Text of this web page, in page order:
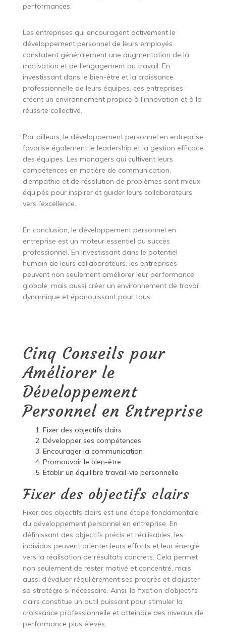
performances.
Les entreprises qui encouragent activement le
développement personnel de leurs employés
constatent généralement une augmentation de la
motivation et de l’engagement au travail. En
investissant dans le bien-être et la croissance
professionnelle de leurs équipes, ces entreprises
créent un environnement propice à l’innovation et à la
réussite collective.
Par ailleurs, le développement personnel en entreprise
favorise également le leadership et la gestion efficace
des équipes. Les managers qui cultivent leurs
compétences en matière de communication,
d’empathie et de résolution de problèmes sont mieux
équipés pour inspirer et guider leurs collaborateurs
vers l’excellence.
En conclusion, le développement personnel en
entreprise est un moteur essentiel du succès
professionnel. En investissant dans le potentiel
humain de leurs collaborateurs, les entreprises
peuvent non seulement améliorer leur performance
globale, mais aussi créer un environnement de travail
dynamique et épanouissant pour tous.
Cinq Conseils pour
Améliorer le
Développement
Personnel en Entreprise
Fixer des objectifs clairs
Développer ses compétences
Encourager la communication
Promouvoir le bien-être
Établir un équilibre travail-vie personnelle
Fixer des objectifs clairs
Fixer des objectifs clairs est une étape fondamentale
du développement personnel en entreprise. En
définissant des objectifs précis et réalisables, les
individus peuvent orienter leurs efforts et leur énergie
vers la réalisation de résultats concrets. Cela permet
non seulement de rester motivé et concentré, mais
aussi d’évaluer régulièrement ses progrès et d’ajuster
sa stratégie si nécessaire. Ainsi, la fixation d’objectifs
clairs constitue un outil puissant pour stimuler la
croissance professionnelle et atteindre des niveaux de
performance plus élevés.